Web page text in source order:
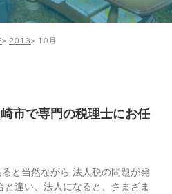
2013 10月
市で専門の税理士にお任
と当然ながら 法人税の問題が発
違い、法人になると、さまざま